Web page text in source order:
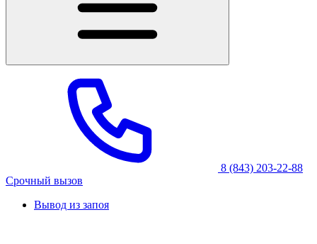
8 (843) 203-22-88
Срочный вызов
Вывод из запоя